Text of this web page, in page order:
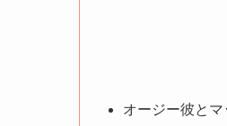
オージー彼と